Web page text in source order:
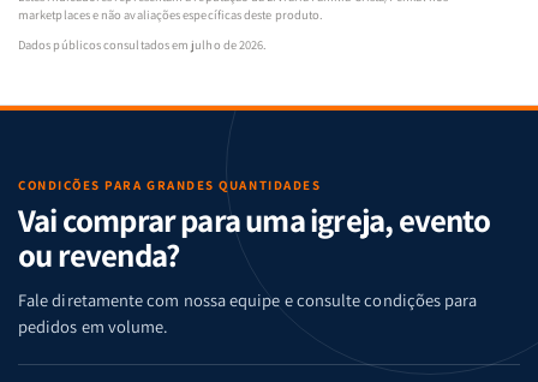
marketplaces e não avaliações específicas deste produto.
Dados públicos consultados em julho de 2026.
CONDIÇÕES PARA GRANDES QUANTIDADES
Vai comprar para uma igreja, evento
ou revenda?
Fale diretamente com nossa equipe e consulte condições para
pedidos em volume.